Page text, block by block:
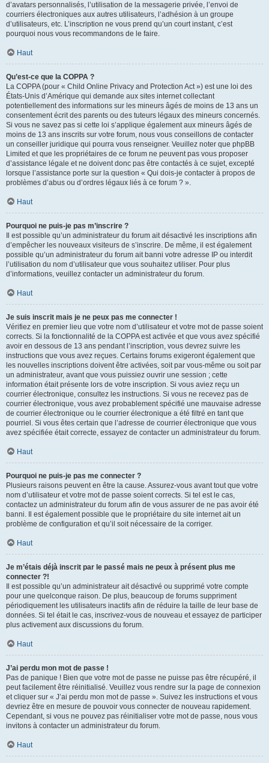
d’avatars personnalisés, l’utilisation de la messagerie privée, l’envoi de
courriers électroniques aux autres utilisateurs, l’adhésion à un groupe
d’utilisateurs, etc. L’inscription ne vous prend qu’un court instant, c’est
pourquoi nous vous recommandons de le faire.
Haut
Qu’est-ce que la COPPA ?
La COPPA (pour « Child Online Privacy and Protection Act ») est une loi des
États-Unis d’Amérique qui demande aux sites internet collectant
potentiellement des informations sur les mineurs âgés de moins de 13 ans un
consentement écrit des parents ou des tuteurs légaux des mineurs concernés.
Si vous ne savez pas si cette loi s’applique également aux mineurs âgés de
moins de 13 ans inscrits sur votre forum, nous vous conseillons de contacter
un conseiller juridique qui pourra vous renseigner. Veuillez noter que phpBB
Limited et que les propriétaires de ce forum ne peuvent pas vous proposer
d’assistance légale et ne doivent donc pas être contactés à ce sujet, excepté
lorsque l’assistance porte sur la question « Qui dois-je contacter à propos de
problèmes d’abus ou d’ordres légaux liés à ce forum ? ».
Haut
Pourquoi ne puis-je pas m’inscrire ?
Il est possible qu’un administrateur du forum ait désactivé les inscriptions afin
d’empêcher les nouveaux visiteurs de s’inscrire. De même, il est également
possible qu’un administrateur du forum ait banni votre adresse IP ou interdit
l’utilisation du nom d’utilisateur que vous souhaitez utiliser. Pour plus
d’informations, veuillez contacter un administrateur du forum.
Haut
Je suis inscrit mais je ne peux pas me connecter !
Vérifiez en premier lieu que votre nom d’utilisateur et votre mot de passe soient
corrects. Si la fonctionnalité de la COPPA est activée et que vous avez spécifié
avoir en dessous de 13 ans pendant l’inscription, vous devrez suivre les
instructions que vous avez reçues. Certains forums exigeront également que
les nouvelles inscriptions doivent être activées, soit par vous-même ou soit par
un administrateur, avant que vous puissiez ouvrir une session ; cette
information était présente lors de votre inscription. Si vous aviez reçu un
courrier électronique, consultez les instructions. Si vous ne recevez pas de
courrier électronique, vous avez probablement spécifié une mauvaise adresse
de courrier électronique ou le courrier électronique a été filtré en tant que
pourriel. Si vous êtes certain que l’adresse de courrier électronique que vous
avez spécifiée était correcte, essayez de contacter un administrateur du forum.
Haut
Pourquoi ne puis-je pas me connecter ?
Plusieurs raisons peuvent en être la cause. Assurez-vous avant tout que votre
nom d’utilisateur et votre mot de passe soient corrects. Si tel est le cas,
contactez un administrateur du forum afin de vous assurer de ne pas avoir été
banni. Il est également possible que le propriétaire du site internet ait un
problème de configuration et qu’il soit nécessaire de la corriger.
Haut
Je m’étais déjà inscrit par le passé mais ne peux à présent plus me
connecter ?!
Il est possible qu’un administrateur ait désactivé ou supprimé votre compte
pour une quelconque raison. De plus, beaucoup de forums suppriment
périodiquement les utilisateurs inactifs afin de réduire la taille de leur base de
données. Si tel était le cas, inscrivez-vous de nouveau et essayez de participer
plus activement aux discussions du forum.
Haut
J’ai perdu mon mot de passe !
Pas de panique ! Bien que votre mot de passe ne puisse pas être récupéré, il
peut facilement être réinitialisé. Veuillez vous rendre sur la page de connexion
et cliquer sur « J’ai perdu mon mot de passe ». Suivez les instructions et vous
devriez être en mesure de pouvoir vous connecter de nouveau rapidement.
Cependant, si vous ne pouvez pas réinitialiser votre mot de passe, nous vous
invitons à contacter un administrateur du forum.
Haut